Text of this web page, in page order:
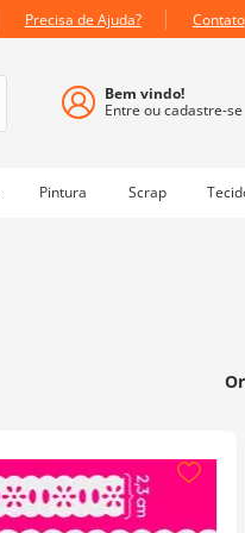
Precisa de Ajuda? Contato
Pintura Scrap